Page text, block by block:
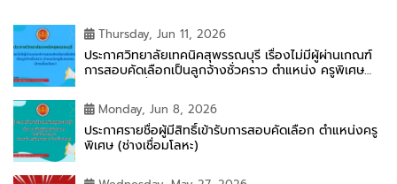
Thursday, Jun 11, 2026
ประกาศวิทยาลัยเทคนิคสุพรรณบุรี เรื่องไม่มีผู้ผ่านเกณฑ์
การสอบคัดเลือกเป็นลูกจ้างชั่วคราว ตำแหน่ง ครูพิเศษ
Monday, Jun 8, 2026
ประกาศรายชื่อผู้มีสิทธิ์เข้ารับการสอบคัดเลือก ตำแหน่งครู
พิเศษ (ช่างเชื่อมโลหะ)